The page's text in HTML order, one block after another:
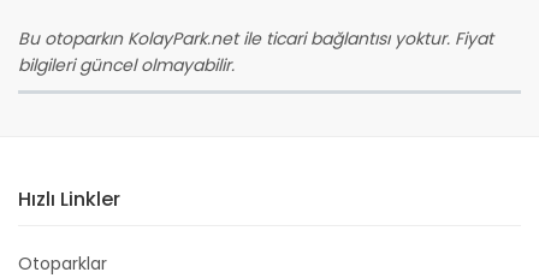
Bu otoparkın KolayPark.net ile ticari bağlantısı yoktur. Fiyat
bilgileri güncel olmayabilir.
Hızlı Linkler
Otoparklar